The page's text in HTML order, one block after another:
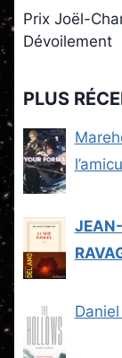
Prix Joël-
Dévoilement
PLUS